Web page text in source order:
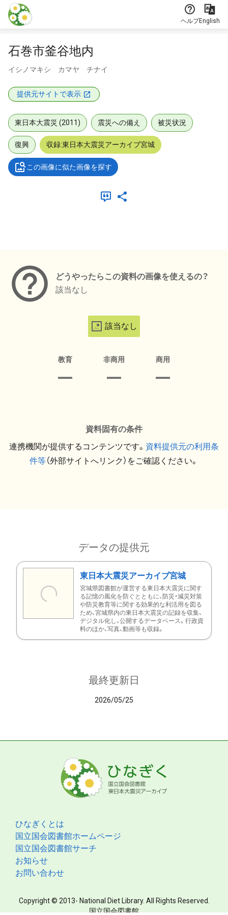
本文に飛ぶ
ヘルプEnglish
石巻市釜谷地内
イシノマキシ カマヤ チナイ
提供元サイトで表示
東日本大震災 (2011) 震災への備え 被災状況
復興 収録:東日本大震災アーカイブ宮城
この画像に似た画像を探す
どうやったらこの資料の画像を使えるの？
該当なし
該当なし
教育 非商用 商用
資料固有の条件
連携機関が提供するコンテンツです。 資料提供元の利用条
件等（外部サイトへリンク）をご確認ください。
データの提供元
東日本大震災アーカイブ宮城
宮城県図書館が運営する東日本大震災に関す
る記憶の風化を防ぐとともに、防災・減災対策
や防災教育等に関する効果的な利活用を図る
ため、宮城県内の東日本大震災の記録を収集、
デジタル化し、公開するデータベース。行政資
料のほか、写真、動画等も収録。
最終更新日
2026/05/25
ひなぎくとは
国立国会図書館ホームページ
国立国会図書館サーチ
お知らせ
お問い合わせ
Copyright © 2013- National Diet Library. All Rights Reserved.